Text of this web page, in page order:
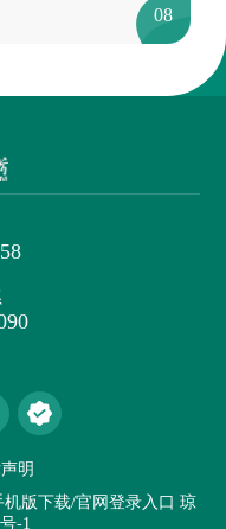
08
明
版下载/官网登录入口 琼
-1